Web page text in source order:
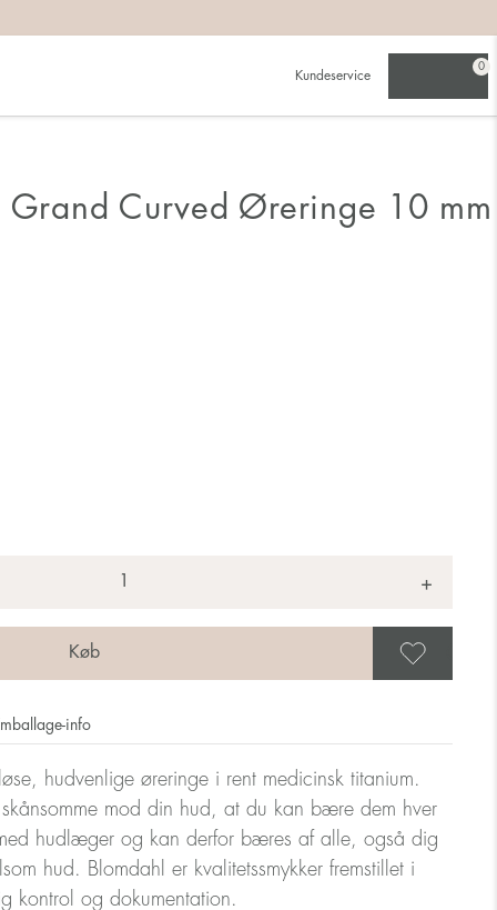
Kundeservice
0
Grand Curved Øreringe 10 mm
+
info
hudvenlige øreringe i rent medicinsk titanium.
skånsomme mod din hud, at du kan bære dem hver
hudlæger og kan derfor bæres af alle, også dig
hud. Blomdahl er kvalitetssmykker fremstillet i
kontrol og dokumentation.